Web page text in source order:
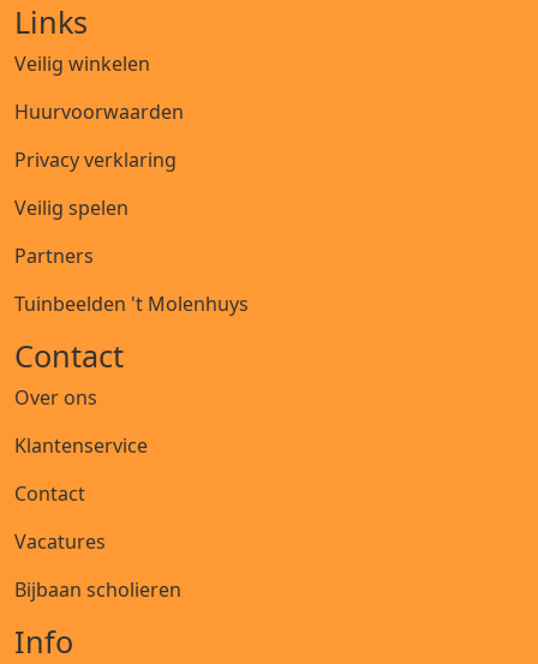
Links
Veilig winkelen
Huurvoorwaarden
Privacy verklaring
Veilig spelen
Partners
Tuinbeelden 't Molenhuys
Contact
Over ons
Klantenservice
Contact
Vacatures
Bijbaan scholieren
Info